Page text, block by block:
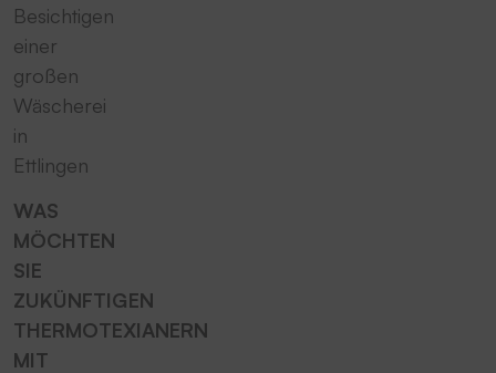
Besichtigen
einer
großen
Wäscherei
in
Ettlingen
WAS
MÖCHTEN
SIE
ZUKÜNFTIGEN
THERMOTEXIANERN
MIT